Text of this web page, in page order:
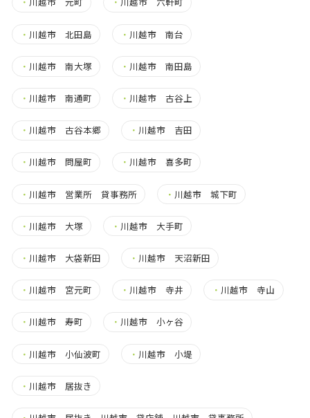
・ 川越市 北田島 ・ 川越市 南台
・ 川越市 南大塚 ・ 川越市 南田島
・ 川越市 南通町 ・ 川越市 古谷上
・ 川越市 古谷本郷 ・ 川越市 吉田
・ 川越市 問屋町 ・ 川越市 喜多町
・ 川越市 営業所 貸事務所 ・ 川越市 城下町
・ 川越市 大塚 ・ 川越市 大手町
・ 川越市 大袋新田 ・ 川越市 天沼新田
・ 川越市 宮元町 ・ 川越市 寺井 ・ 川越市 寺山
・ 川越市 寿町 ・ 川越市 小ヶ谷
・ 川越市 小仙波町 ・ 川越市 小堤
・ 川越市 居抜き